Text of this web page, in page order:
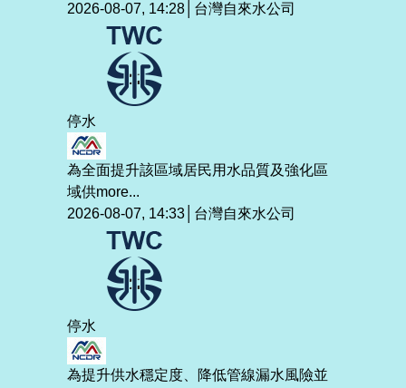
2026-08-07, 14:28│台灣自來水公司
停水
為全面提升該區域居民用水品質及強化區
域供more...
2026-08-07, 14:33│台灣自來水公司
停水
為提升供水穩定度、降低管線漏水風險並